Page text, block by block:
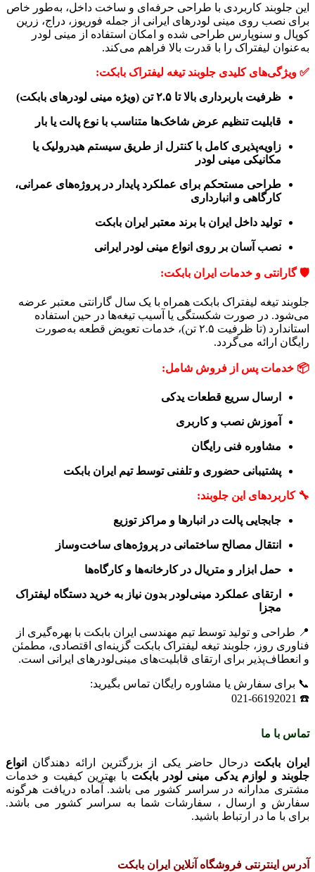
این جلوبند کاربردی با طراحی حرفه‌ای و ساخت داخل، به‌طور خاص
برای نصب روی مینی لودرهای ایرانی از جمله فوريوز، دراج، زرین
کوپال و سنوپارس طراحی شده و امکان استفاده از مینی لودر
به‌عنوان لیفتراک را با قدرت بالا فراهم می‌کند.
✅ ویژگی‌های کلیدی جلوبند تیغه لیفتراک بابکت:
ظرفیت باربرداری بالا تا ۲.۵ تن (ویژه مینی لودرهای بابکت)
قابلیت تنظیم عرض شاخک‌ها متناسب با نوع پالت یا بار
زاویه‌پذیری کامل با کنترل از طریق سیستم هیدرولیک یا
مکانیکی مینی لودر
طراحی مستحکم برای عملکرد پایدار در پروژه‌های عمرانی،
کارگاهی و انبارداری
تولید داخل ایران با برند معتبر ایران بابکت
نصب آسان بر روی انواع مینی لودر ایرانی
🛡️ گارانتی و خدمات ایران بابکت:
جلوبند تیغه لیفتراک بابکت همراه با یک سال گارانتی معتبر عرضه
می‌شود. در صورت شکستگی یا آسیب تیغه‌ها در حین استفاده
استاندارد (تا ظرفیت ۲.۵ تن)، خدمات تعویض قطعه به‌صورت
رایگان ارائه می‌گردد.
📦 خدمات پس از فروش شامل:
ارسال سریع قطعات یدکی
آموزش نصب و کاربری
مشاوره فنی رایگان
پشتیبانی حضوری و تلفنی توسط تیم ایران بابکت
🔧 کاربردهای این جلوبند:
جابجایی پالت در انبارها و مراکز توزیع
انتقال مصالح ساختمانی در پروژه‌های ساخت‌وساز
حمل ابزار و متریال در کارخانه‌ها و کارگاه‌ها
ارتقای عملکرد مینی‌لودر بدون نیاز به خرید دستگاه لیفتراک
مجزا
📍 طراحی و تولید توسط تیم مهندسی ایران بابکت با بهره‌گیری از
فناوری روز، جلوبند تیغه لیفتراک بابکت گزینه‌ای اقتصادی، مطمئن
و انعطاف‌پذیر برای ارتقای قابلیت‌های مینی‌لودرهای ایرانی است.
📞 برای سفارش یا مشاوره رایگان تماس بگیرید:
☎️ 021-66192021
تماس با ما
ایران بابکت درحال حاضر یکی از بزرگترین ارائه دهندگان
انواع
جلوبند و لوازم یدکی مینی لودر بابکت با بهترین کیفیت و خدمات
مشتری مدارانه در سراسر کشور می باشد. آماده دریافت هرگونه
سفارش و ارسال ، سفارشات شما به سراسر کشور می باشد.
برای با ما در ارتباط باشید.
آدرس اینترنتی فروشگاه آنلاین ایران بابکت